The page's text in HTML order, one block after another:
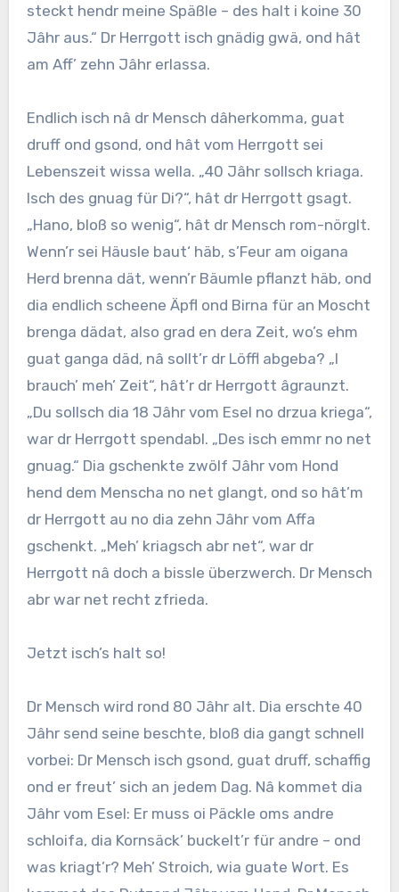
steckt hendr meine Späßle – des halt i koine 30
Jâhr aus.“ Dr Herrgott isch gnädig gwä, ond hât
am Aff’ zehn Jâhr erlassa.
Endlich isch nâ dr Mensch dâherkomma, guat
druff ond gsond, ond hât vom Herrgott sei
Lebenszeit wissa wella. „40 Jâhr sollsch kriaga.
Isch des gnuag für Di?“, hât dr Herrgott gsagt.
„Hano, bloß so wenig“, hât dr Mensch rom-nörglt.
Wenn’r sei Häusle baut‘ häb, s’Feur am oigana
Herd brenna dät, wenn’r Bäumle pflanzt häb, ond
dia endlich scheene Äpfl ond Birna für an Moscht
brenga dädat, also grad en dera Zeit, wo’s ehm
guat ganga däd, nâ sollt’r dr Löffl abgeba? „I
brauch’ meh’ Zeit“, hât’r dr Herrgott âgraunzt.
„Du sollsch dia 18 Jâhr vom Esel no drzua kriega“,
war dr Herrgott spendabl. „Des isch emmr no net
gnuag.“ Dia gschenkte zwölf Jâhr vom Hond
hend dem Menscha no net glangt, ond so hât’m
dr Herrgott au no dia zehn Jâhr vom Affa
gschenkt. „Meh’ kriagsch abr net“, war dr
Herrgott nâ doch a bissle überzwerch. Dr Mensch
abr war net recht zfrieda.
Jetzt isch’s halt so!
Dr Mensch wird rond 80 Jâhr alt. Dia erschte 40
Jâhr send seine beschte, bloß dia gangt schnell
vorbei: Dr Mensch isch gsond, guat druff, schaffig
ond er freut’ sich an jedem Dag. Nâ kommet dia
Jâhr vom Esel: Er muss oi Päckle oms andre
schloifa, dia Kornsäck’ buckelt’r für andre – ond
was kriagt’r? Meh’ Stroich, wia guate Wort. Es